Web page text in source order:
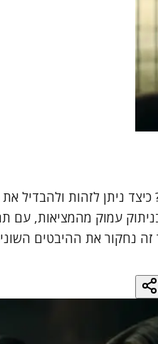
ניתן לזהות
עמוק מהמציאות, עם
נחקור את ההיבטים